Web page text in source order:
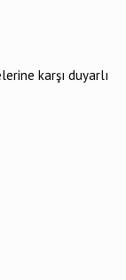
karşı duyarlı